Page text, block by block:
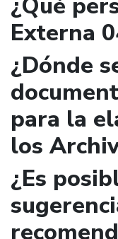
¿Qué
Externa
¿Dónde
para la
los
¿Es